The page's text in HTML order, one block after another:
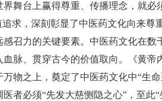
界舞台上赢得尊重、传播理念，就
追求，深刻彰显了中医药文化向来
召力的关键要素。中医药文化在
脉、贯穿古今的价值取向。《黄
物之上，奠定了中医药文化中“生
者必须“先发大慈恻隐之心”，至